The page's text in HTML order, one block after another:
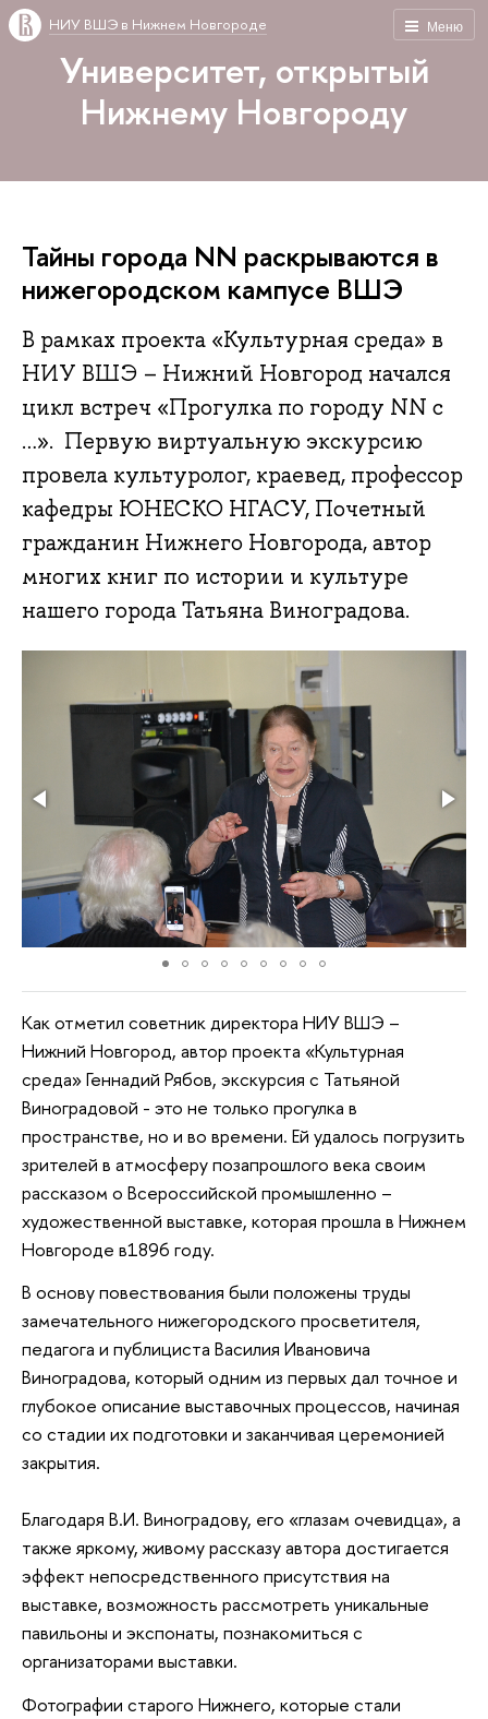
Меню
НИУ ВШЭ в Нижнем Новгороде
Университет, открытый
Нижнему Новгороду
Тайны города NN раскрываются в
нижегородском кампусе ВШЭ
В рамках проекта «Культурная среда» в
НИУ ВШЭ – Нижний Новгород начался
цикл встреч «Прогулка по городу NN с
…». Первую виртуальную экскурсию
провела культуролог, краевед, профессор
кафедры ЮНЕСКО НГАСУ, Почетный
гражданин Нижнего Новгорода, автор
многих книг по истории и культуре
нашего города Татьяна Виноградова.
Как отметил советник директора НИУ ВШЭ –
Нижний Новгород, автор проекта «Культурная
среда» Геннадий Рябов, экскурсия с Татьяной
Виноградовой - это не только прогулка в
пространстве, но и во времени. Ей удалось погрузить
зрителей в атмосферу позапрошлого века своим
рассказом о Всероссийской промышленно –
художественной выставке, которая прошла в Нижнем
Новгороде в1896 году.
В основу повествования были положены труды
замечательного нижегородского просветителя,
педагога и публициста Василия Ивановича
Виноградова, который одним из первых дал точное и
глубокое описание выставочных процессов, начиная
со стадии их подготовки и заканчивая церемонией
закрытия.
Благодаря В.И. Виноградову, его «глазам очевидца», а
также яркому, живому рассказу автора достигается
эффект непосредственного присутствия на
выставке, возможность рассмотреть уникальные
павильоны и экспонаты, познакомиться с
организаторами выставки.
Фотографии старого Нижнего, которые стали